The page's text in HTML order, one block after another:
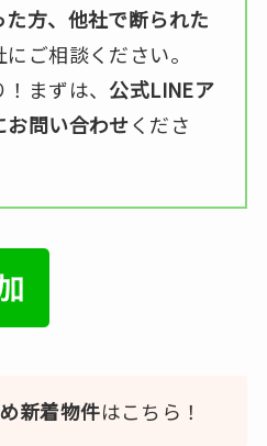
方、他社で断られた
ご相談ください。
まずは、 公式LINEア
お問い合わせくださ
新着物件はこちら！